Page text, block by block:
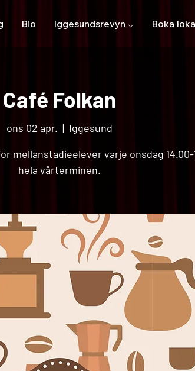
Bio Iggesundsrevyn ⌵ Boka
Café Folkan
ons 02 apr.
  |
Iggesund
mellanstadieelever varje onsdag 14.00-